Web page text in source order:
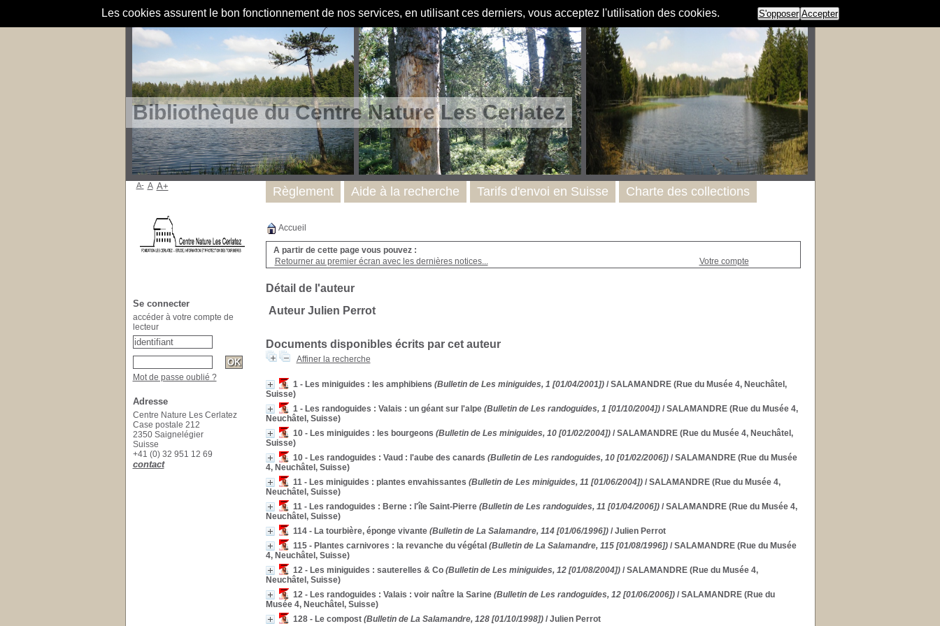
Les cookies assurent le bon fonctionnement de nos services, en utilisant ces derniers, vous acceptez l'utilisation des cookies. S'opposer Accepter
Bibliothèque du Centre Nature Les Cerlatez
Accueil
A partir de cette page vous pouvez :
Retourner au premier écran avec les dernières notices...
Votre compte
Détail de l'auteur
Auteur Julien Perrot
Documents disponibles écrits par cet auteur
Affiner la recherche
1 - Les miniguides : les amphibiens (Bulletin de Les miniguides, 1 [01/04/2001])/ SALAMANDRE (Rue du Musée 4, Neuchâtel,
Suisse)
1 - Les randoguides : Valais : un géant sur l'alpe(Bulletin de Les randoguides, 1 [01/10/2004])/ SALAMANDRE (Rue du Musée 4,
Neuchâtel, Suisse)
10 - Les miniguides : les bourgeons (Bulletin de Les miniguides, 10 [01/02/2004])/ SALAMANDRE (Rue du Musée 4, Neuchâtel,
Suisse)
10 - Les randoguides : Vaud : l'aube des canards (Bulletin de Les randoguides, 10 [01/02/2006])/ SALAMANDRE (Rue du Musée
4, Neuchâtel, Suisse)
11 - Les miniguides : plantes envahissantes (Bulletin de Les miniguides, 11 [01/06/2004])/ SALAMANDRE (Rue du Musée 4,
Neuchâtel, Suisse)
11 - Les randoguides : Berne : l'île Saint-Pierre(Bulletin de Les randoguides, 11 [01/04/2006])/ SALAMANDRE (Rue du Musée 4,
Neuchâtel, Suisse)
114 - La tourbière, éponge vivante(Bulletin de La Salamandre, 114 [01/06/1996])/ Julien Perrot
115 - Plantes carnivores : la revanche du végétal (Bulletin de La Salamandre, 115 [01/08/1996])/ SALAMANDRE (Rue du Musée
4, Neuchâtel, Suisse)
12 - Les miniguides : sauterelles & Co(Bulletin de Les miniguides, 12 [01/08/2004])/ SALAMANDRE (Rue du Musée 4,
Neuchâtel, Suisse)
12 - Les randoguides : Valais : voir naître la Sarine(Bulletin de Les randoguides, 12 [01/06/2006])/ SALAMANDRE (Rue du
Musée 4, Neuchâtel, Suisse)
128 - Le compost(Bulletin de La Salamandre, 128 [01/10/1998])/ Julien Perrot
Règlement Aide à la recherche Tarifs d'envoi en Suisse Charte des collections
A- A A+
Se connecter
accéder à votre compte de
lecteur
Mot de passe oublié ?
Adresse
Centre Nature Les Cerlatez
Case postale 212
2350 Saignelégier
Suisse
+41 (0) 32 951 12 69
contact